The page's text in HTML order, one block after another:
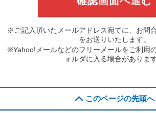
※ご記入頂いたメールアドレス宛てに、お問
をお送りいたします。
※Yahoo!メールなどのフリーメールをご利用
ォルダに入る場合があります
このページの先頭へ